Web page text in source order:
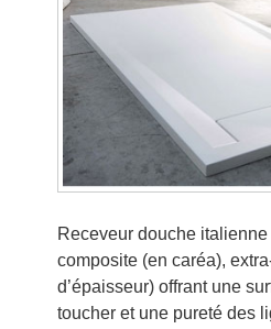
Receveur douche
composite (en caréa),
d’épaisseur) offrant une
toucher et une pureté des